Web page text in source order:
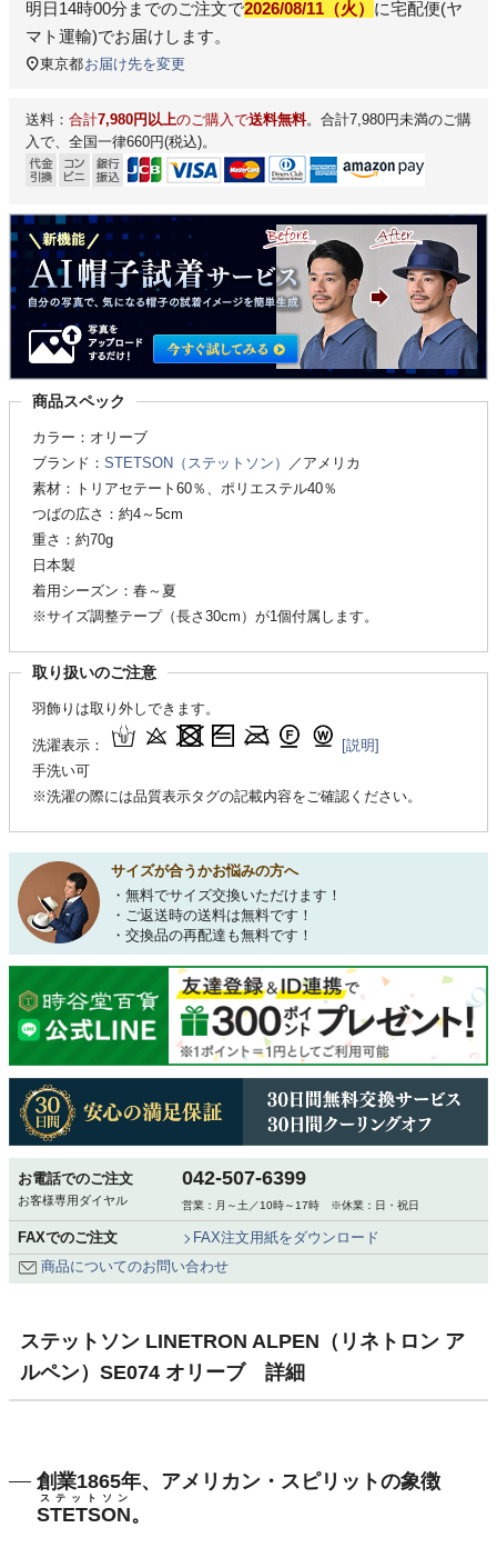
明日14時00分 までのご注文で2026/08/11（火） に宅配便(ヤ
マト運輸)でお届けします。
東京都お届け先を変更
送料： 合計7,980円以上のご購入で送料無料。合計7,980円未満のご購
入で、全国一律660円(税込)。
商品スペック
カラー：オリーブ
ブランド： STETSON（ステットソン）
／アメリカ
素材：トリアセテート60％、ポリエステル40％
つばの広さ：約4～5cm
重さ：約70g
日本製
着用シーズン：春～夏
※サイズ調整テープ（長さ30cm）が1個付属します。
取り扱いのご注意
羽飾りは取り外しできます。
洗濯表示：
[説明]
手洗い可
※洗濯の際には品質表示タグの記載内容をご確認ください。
サイズが合うかお悩みの方へ
・無料でサイズ交換いただけます！
・ご返送時の送料は無料です！
・交換品の再配達も無料です！
お電話でのご注文
お客様専用ダイヤル
042-507-6399
営業：月～土／10時～17時 ※休業：日・祝日
FAXでのご注文
FAX注文用紙をダウンロード
商品についてのお問い合わせ
ステットソン LINETRON ALPEN（リネトロン ア
ルペン）SE074 オリーブ 詳細
創業1865年、アメリカン・スピリットの象徴
STETSON
ステットソン
。